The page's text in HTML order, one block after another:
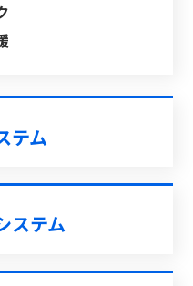
テム
ステム